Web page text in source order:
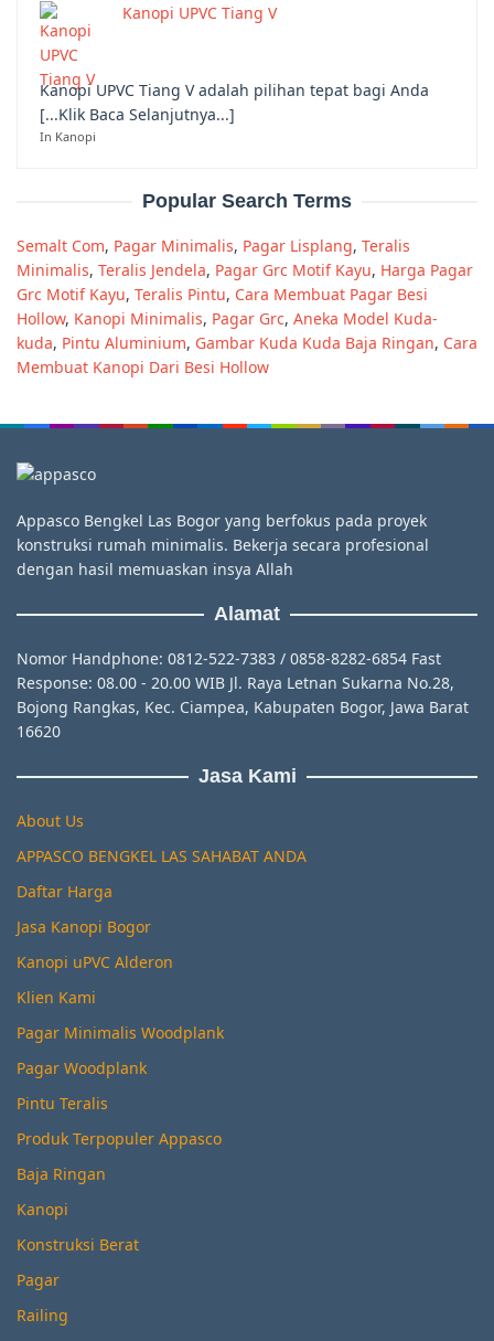
Kanopi UPVC Tiang V
Kanopi UPVC Tiang V adalah pilihan tepat bagi Anda
[...Klik Baca Selanjutnya...]
In Kanopi
Popular Search Terms
Semalt Com, Pagar Minimalis, Pagar Lisplang, Teralis
Minimalis, Teralis Jendela, Pagar Grc Motif Kayu, Harga Pagar
Grc Motif Kayu, Teralis Pintu, Cara Membuat Pagar Besi
Hollow, Kanopi Minimalis, Pagar Grc, Aneka Model Kuda-
kuda, Pintu Aluminium, Gambar Kuda Kuda Baja Ringan, Cara
Membuat Kanopi Dari Besi Hollow
Appasco Bengkel Las Bogor yang berfokus pada proyek
konstruksi rumah minimalis. Bekerja secara profesional
dengan hasil memuaskan insya Allah
Alamat
Nomor Handphone: 0812-522-7383 / 0858-8282-6854 Fast
Response: 08.00 - 20.00 WIB Jl. Raya Letnan Sukarna No.28,
Bojong Rangkas, Kec. Ciampea, Kabupaten Bogor, Jawa Barat
16620
Jasa Kami
About Us
APPASCO BENGKEL LAS SAHABAT ANDA
Daftar Harga
Jasa Kanopi Bogor
Kanopi uPVC Alderon
Klien Kami
Pagar Minimalis Woodplank
Pagar Woodplank
Pintu Teralis
Produk Terpopuler Appasco
Baja Ringan
Kanopi
Konstruksi Berat
Pagar
Railing